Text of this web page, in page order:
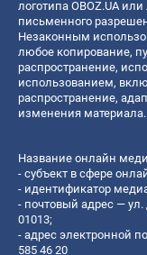
логотипа OBOZ.UA
письменного
Незаконным
любое копирование,
распространение,
использованием,
распространение,
изменения материала.
Название онлайн
- субъект в сфере
- идентификатор
- почтовый адрес —
01013;
- адрес электронной
585 46 20